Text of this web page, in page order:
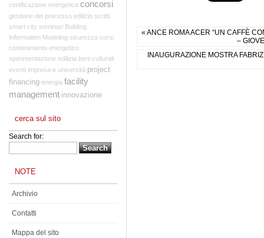
« ANCE ROMA ACER “UN CAFFÈ
–
INAUGURAZIONE MOSTRA
certificazione energetica concorsi
gestione del processo edilizio scritti
smart city seminari Building
Information Modeling sicurezza corsi
contenimento energetico
sperimentazione edilizia beni culturali
eventi impresa e università project
financing energia facility
management innovazione
cerca sul sito
Search for:
NOTE
Archivio
Contatti
Mappa del sito